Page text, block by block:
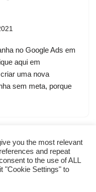
no Google Ads em
aqui em
uma nova
sem meta, porque
you the most relevant
and repeat
to the use of ALL
"Cookie Settings" to